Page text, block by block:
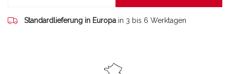
Standardlieferung in Europa in 3 bis 6 Werktagen